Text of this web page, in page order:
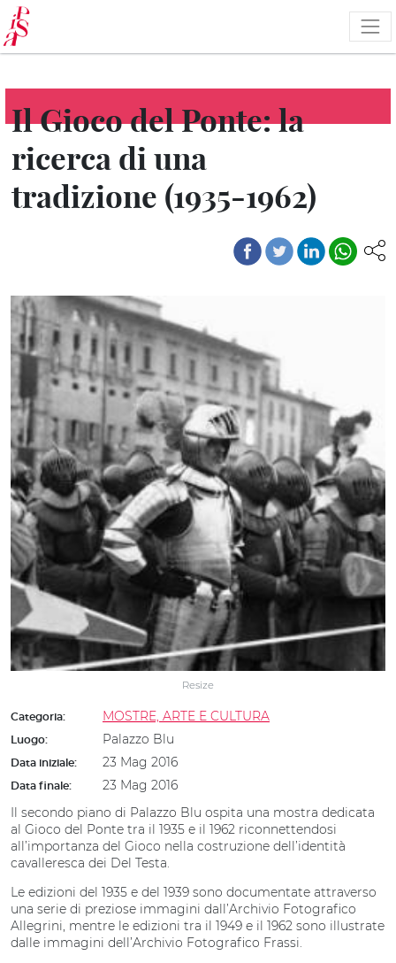
Salta
al
contenuto
principale
Il Gioco del Ponte: la
ricerca di una
tradizione (1935-1962)
Resize
Categoria: MOSTRE, ARTE E CULTURA
Luogo: Palazzo Blu
Data iniziale: 23 Mag 2016
Data finale:
23 Mag 2016
Il secondo piano di Palazzo Blu ospita una mostra dedicata
al Gioco del Ponte tra il 1935 e il 1962 riconnettendosi
all’importanza del Gioco nella costruzione dell’identità
cavalleresca dei Del Testa.
Le edizioni del 1935 e del 1939 sono documentate attraverso
una serie di preziose immagini dall’Archivio Fotografico
Allegrini, mentre le edizioni tra il 1949 e il 1962 sono illustrate
dalle immagini dell’Archivio Fotografico Frassi.